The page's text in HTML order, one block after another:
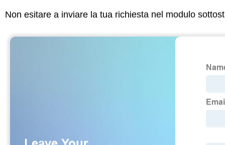
Non esitare a inviare la tua richiesta nel modulo